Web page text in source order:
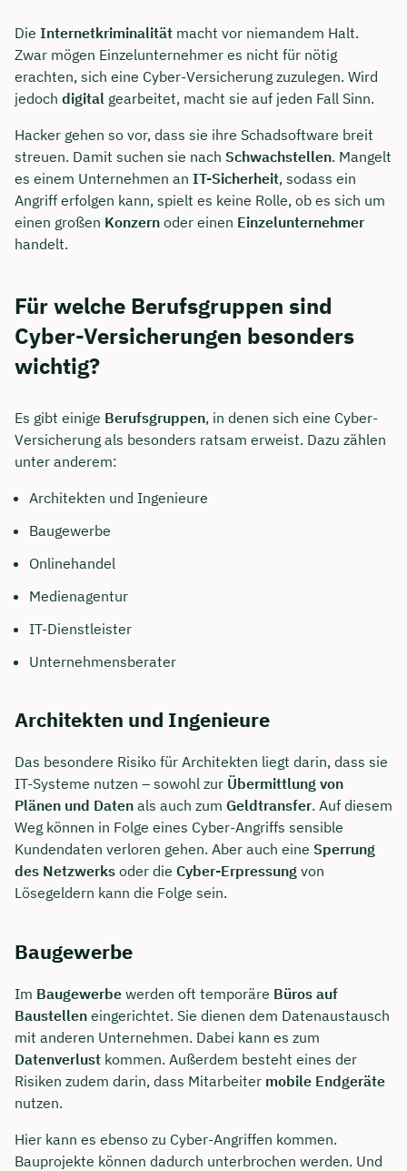
Die Internetkriminalität macht vor niemandem Halt.
Zwar mögen Einzelunternehmer es nicht für nötig
erachten, sich eine Cyber-Versicherung zuzulegen. Wird
jedoch digital gearbeitet, macht sie auf jeden Fall Sinn.
Hacker gehen so vor, dass sie ihre Schadsoftware breit
streuen. Damit suchen sie nach Schwachstellen. Mangelt
es einem Unternehmen an IT-Sicherheit, sodass ein
Angriff erfolgen kann, spielt es keine Rolle, ob es sich um
einen großen Konzern oder einen Einzelunternehmer
handelt.
Für welche Berufsgruppen sind
Cyber-Versicherungen besonders
wichtig?
Es gibt einige Berufsgruppen, in denen sich eine Cyber-
Versicherung als besonders ratsam erweist. Dazu zählen
unter anderem:
Architekten und Ingenieure
Baugewerbe
Onlinehandel
Medienagentur
IT-Dienstleister
Unternehmensberater
Architekten und Ingenieure
Das besondere Risiko für Architekten liegt darin, dass sie
IT-Systeme nutzen – sowohl zur Übermittlung von
Plänen und Daten als auch zum Geldtransfer. Auf diesem
Weg können in Folge eines Cyber-Angriffs sensible
Kundendaten verloren gehen. Aber auch eine Sperrung
des Netzwerks oder die Cyber-Erpressung von
Lösegeldern kann die Folge sein.
Baugewerbe
Im Baugewerbe werden oft temporäre Büros auf
Baustellen eingerichtet. Sie dienen dem Datenaustausch
mit anderen Unternehmen. Dabei kann es zum
Datenverlust kommen. Außerdem besteht eines der
Risiken zudem darin, dass Mitarbeiter mobile Endgeräte
nutzen.
Hier kann es ebenso zu Cyber-Angriffen kommen.
Bauprojekte können dadurch unterbrochen werden. Und